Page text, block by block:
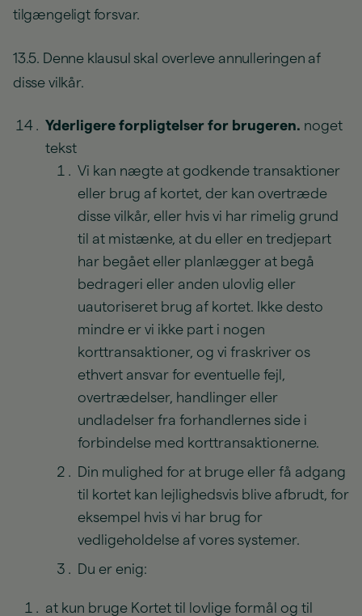
tilgængeligt forsvar.
13.5. Denne klausul skal overleve annulleringen af
disse vilkår.
Yderligere forpligtelser for brugeren. noget
tekst
Vi kan nægte at godkende transaktioner
eller brug af kortet, der kan overtræde
disse vilkår, eller hvis vi har rimelig grund
til at mistænke, at du eller en tredjepart
har begået eller planlægger at begå
bedrageri eller anden ulovlig eller
uautoriseret brug af kortet. Ikke desto
mindre er vi ikke part i nogen
korttransaktioner, og vi fraskriver os
ethvert ansvar for eventuelle fejl,
overtrædelser, handlinger eller
undladelser fra forhandlernes side i
forbindelse med korttransaktionerne.
Din mulighed for at bruge eller få adgang
til kortet kan lejlighedsvis blive afbrudt, for
eksempel hvis vi har brug for
vedligeholdelse af vores systemer.
Du er enig:
at kun bruge Kortet til lovlige formål og til